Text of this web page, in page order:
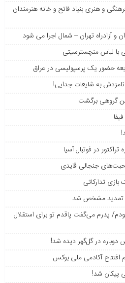
و هنری بنیاد فاتح و خانه هنرمندان
و آزادراه تهران – شمال اجرا می شود
با لباس منچسترسیتی
حضور یک پرسپولیسی در عراق
به شایعات جدایی!
گروهی برگشت
در فوتبال آسیا
جنجالی قایدی
تدارکاتی
پدرم می‌گفت پاقدم تو برای استقلال
در گل‌گهر دیده شد!
آکادمی ملی بوکس
پیکان شد!